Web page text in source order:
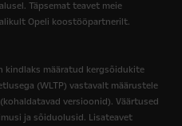
Täpsemat teavet meie
Opeli koostööpartnerilt.
kindlaks määratud kergsõidukite
(WLTP) vastavalt määrustele
(kohaldatavad versioonid). Väärtused
ja sõiduolusid. Lisateavet